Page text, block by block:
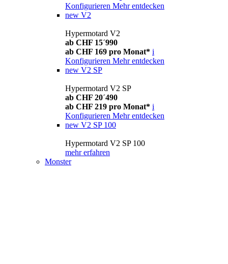
Konfigurieren Mehr entdecken
new V2
Hypermotard V2
ab CHF 15´990
ab CHF 169 pro Monat* i
Konfigurieren Mehr entdecken
new V2 SP
Hypermotard V2 SP
ab CHF 20´490
ab CHF 219 pro Monat* i
Konfigurieren Mehr entdecken
new V2 SP 100
Hypermotard V2 SP 100
mehr erfahren
Monster